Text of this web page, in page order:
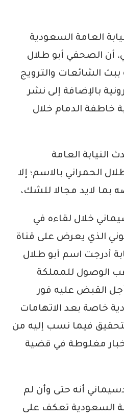
العامة السعودية
أن الصحفي أبو طلال
ببث الشائعات والترويج
بالإضافة إلى نشر
خاطفة الدمام خلال
النيابة العامة
الحمراني بالاسم؛ إلا
بما لايد مجالا للشك،
خلال لقاءه في
الذي يعرض على قناة
أدرجت اسم أبو طلال
الوصول للمملكة
القبض عليه فور
خاصة بعد الاتهامات
فيما نسب إليه من
مغلوطة في قضية
أنه حتى وأن لم
السعودية تعكف على